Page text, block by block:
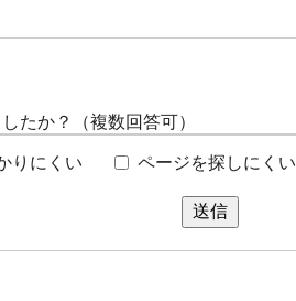
たか？（複数回答可）
りにくい ページを探しにくい
送信